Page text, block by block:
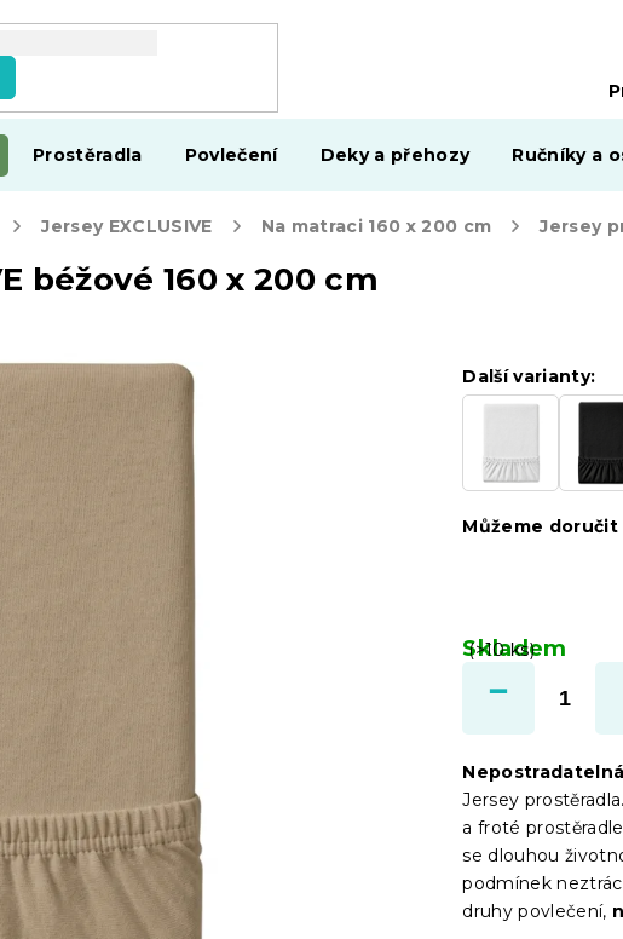
Prostěradla Povlečení Deky a přehozy Ručníky a
Jersey EXCLUSIVE Na matraci 160 x 200 cm
béžové 160 x 200 cm
Skladem
(>10 ks)
Další varianty:
Můžeme doručit
Jersey
a froté
se dlouhou
podmínek
druhy povlečení,